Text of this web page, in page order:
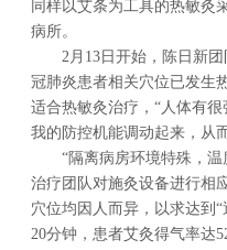
同样以艾条为工具的热敏灸
病所。
2月13日开始，陈日新
冠肺炎患者相关穴位已发生
适合热敏灸治疗，“人体有
我的防控机能调动起来，从
“隔离病房环境特殊，
治疗团队对施灸设备进行相
穴位均因人而异，以求达到
20分钟，患者艾灸得气率达